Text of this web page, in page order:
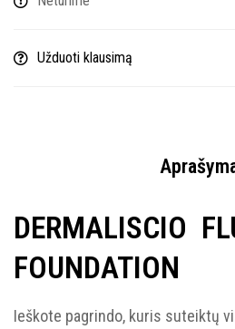
Užduoti klausimą
DERMALISCIO
FOUNDATION
Ieškote pagrindo, kuris suteiktų